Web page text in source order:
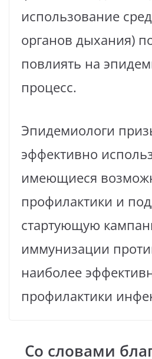
использование
органов дыхания)
повлиять на
процесс.
Эпидемиологи
эффективно
имеющиеся
профилактики и
стартующую
иммунизации
наиболее
профилактики
Со словами